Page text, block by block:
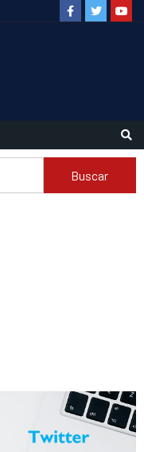
FacebookTwitter